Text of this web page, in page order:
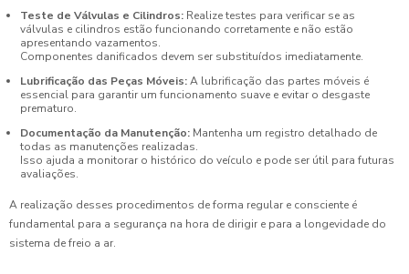
Teste de Válvulas e Cilindros: Realize testes para verificar se as
válvulas e cilindros estão funcionando corretamente e não estão
apresentando vazamentos.
Componentes danificados devem ser substituídos imediatamente.
Lubrificação das Peças Móveis:A lubrificação das partes móveis é
essencial para garantir um funcionamento suave e evitar o desgaste
prematuro.
Documentação da Manutenção: Mantenha um registro detalhado de
todas as manutenções realizadas.
Isso ajuda a monitorar o histórico do veículo e pode ser útil para futuras
avaliações.
A realização desses procedimentos de forma regular e consciente é
fundamental para a segurança na hora de dirigir e para a longevidade do
sistema de freio a ar.